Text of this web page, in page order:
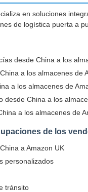
en soluciones
de logística puerta a
desde China a los
a los almacenes de
a los almacenes de
desde China a los
a los almacenes de
de los
a Amazon UK
personalizados
tránsito